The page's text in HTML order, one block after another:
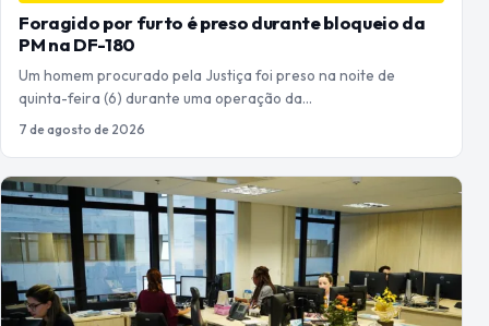
Foragido por furto é preso durante bloqueio da
PM na DF-180
Um homem procurado pela Justiça foi preso na noite de
quinta-feira (6) durante uma operação da…
7 de agosto de 2026